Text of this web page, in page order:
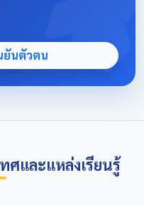
วัดอุบลราชธานี
ยันตัวตน
ศและแหล่งเรียนรู้